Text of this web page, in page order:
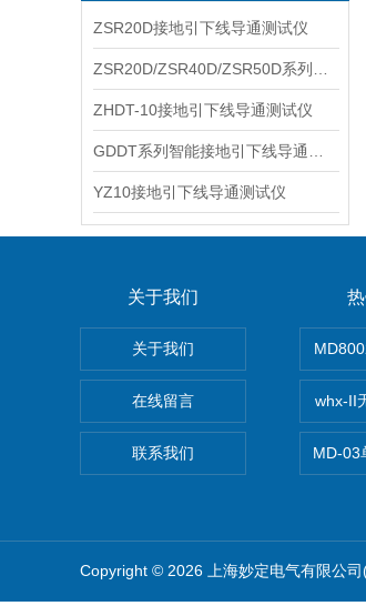
ZSR20D接地引下线导通测试仪
ZHDT-10接地引下线导通测试仪
YZ10接地引下线导通测试仪
关于我们
关于我们
在线留言
联系我们
whx-II
MD-03
Copyright © 2026 上海妙定电气有限公